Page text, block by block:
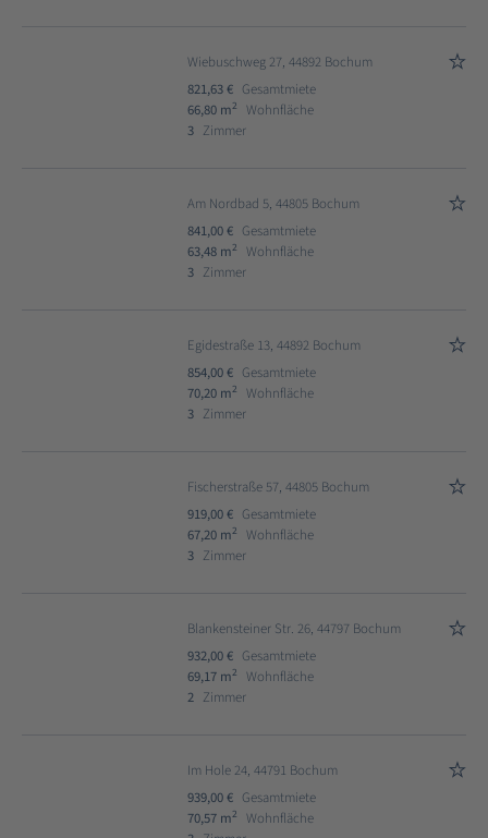
Wiebuschweg 27, 44892 Bochum
821,63 € Gesamtmiete
66,80 m2
Wohnfläche
3 Zimmer
Am Nordbad 5, 44805 Bochum
841,00 € Gesamtmiete
63,48 m2
Wohnfläche
3 Zimmer
Egidestraße 13, 44892 Bochum
854,00 € Gesamtmiete
70,20 m2
Wohnfläche
3 Zimmer
Fischerstraße 57, 44805 Bochum
919,00 € Gesamtmiete
67,20 m2
Wohnfläche
3 Zimmer
Blankensteiner Str. 26, 44797 Bochum
932,00 € Gesamtmiete
69,17 m2
Wohnfläche
2 Zimmer
Im Hole 24, 44791 Bochum
939,00 € Gesamtmiete
70,57 m2
Wohnfläche